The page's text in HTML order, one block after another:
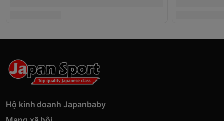
Hộ kinh doanh Japanbaby